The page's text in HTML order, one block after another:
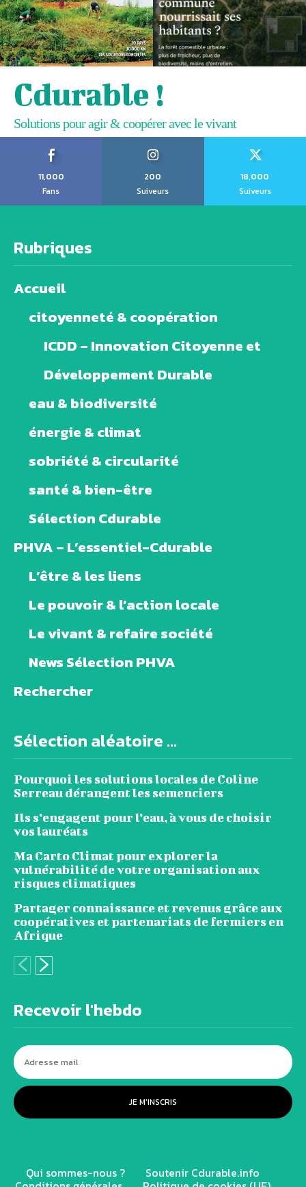
Cdurable !
Solutions pour agir & coopérer avec le vivant
11,000
Fans
200
Suiveurs
18,000
Suiveurs
Rubriques
Accueil
citoyenneté & coopération
ICDD – Innovation Citoyenne et
Développement Durable
eau & biodiversité
énergie & climat
sobriété & circularité
santé & bien-être
Sélection Cdurable
PHVA – L’essentiel-Cdurable
L’être & les liens
Le pouvoir & l’action locale
Le vivant & refaire société
News Sélection PHVA
Rechercher
Sélection aléatoire ...
Pourquoi les solutions locales de Coline
Serreau dérangent les semenciers
Ils s’engagent pour l’eau, à vous de choisir
vos lauréats
Ma Carto Climat pour explorer la
vulnérabilité de votre organisation aux
risques climatiques
Partager connaissance et revenus grâce aux
coopératives et partenariats de fermiers en
Afrique
Recevoir l'hebdo
JE M'INSCRIS
Qui sommes-nous ? Soutenir Cdurable.info